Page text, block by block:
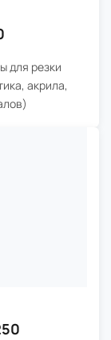
для резки
акрила,